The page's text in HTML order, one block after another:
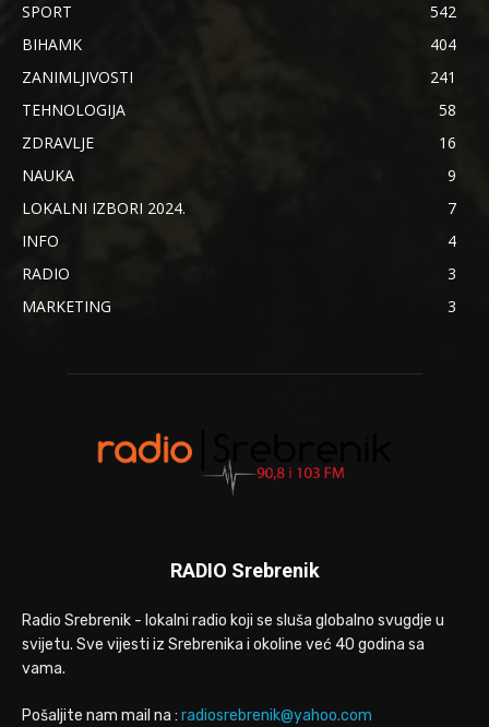
SPORT
542
BIHAMK
404
ZANIMLJIVOSTI
241
TEHNOLOGIJA
58
ZDRAVLJE
16
NAUKA
9
LOKALNI IZBORI 2024.
7
INFO
4
RADIO
3
MARKETING
3
RADIO Srebrenik
Radio Srebrenik - lokalni radio koji se sluša globalno svugdje u
svijetu. Sve vijesti iz Srebrenika i okoline već 40 godina sa
vama.
Pošaljite nam mail na : radiosrebrenik@yahoo.com